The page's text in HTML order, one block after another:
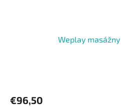
Weplay
€96,50